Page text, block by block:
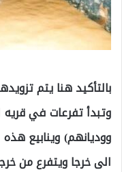
بالتأكيد هنا يتم
وتبدأ تفرعات في قريه
ووديانهم) وينابيع
الى خرجا ويتفرع من